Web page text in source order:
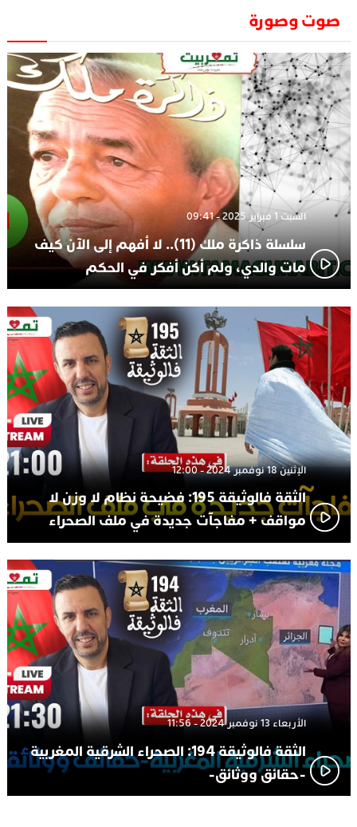
01:55
​”لارام”.. 3 خطوط أخرى نحو إسبانيا وهذه هي الوجهات
14:37الاعلامي حسن فاتح.. لهذا السبب يرفض بعض لاعبوا المنتخب
تعيين السكتيوي
صوت وصورة
السبت 1 فبراير 2025 - 09:41
سلسلة ذاكرة ملك (11).. لا أفهم إلى الآن كيف
مات والدي، ولم أكن أفكر في الحكم
الإثنين 18 نوفمبر 2024 - 12:00
الثقة فالوثيقة 195: فضيحة نظام لا وزن لا
مواقف + مفاجآت جديدة في ملف الصحراء
الأربعاء 13 نوفمبر 2024 - 11:56
الثقة فالوثيقة 194: الصحراء الشرقية المغربية
-حقائق ووثائق-